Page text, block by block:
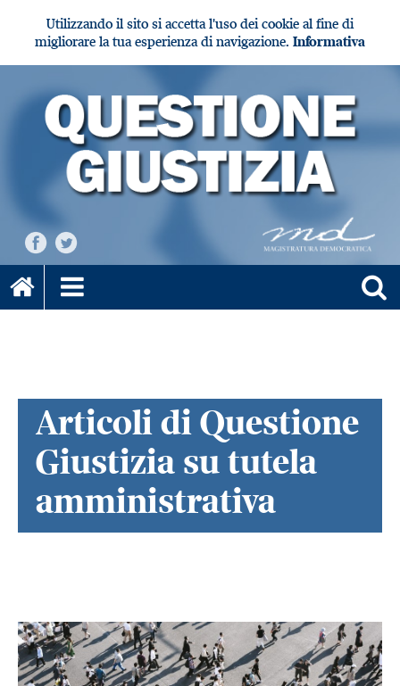
Utilizzando il sito si accetta l'uso dei cookie al fine di
migliorare la tua esperienza di navigazione. Informativa
Articoli di Questione
Giustizia su tutela
amministrativa